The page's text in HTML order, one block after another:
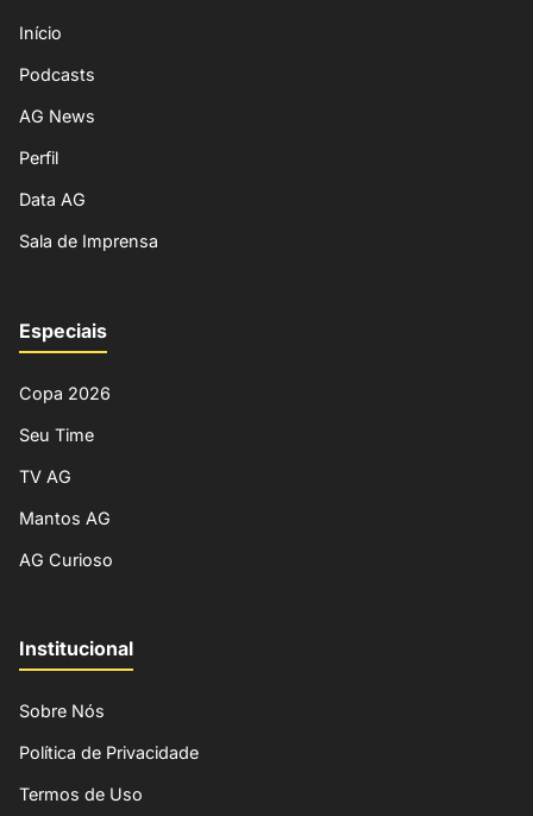
Início
Podcasts
AG News
Perfil
Data AG
Sala de Imprensa
Especiais
Copa 2026
Seu Time
TV AG
Mantos AG
AG Curioso
Institucional
Sobre Nós
Política de Privacidade
Termos de Uso